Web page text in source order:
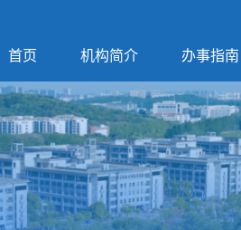
首页 机构简介 办事指南